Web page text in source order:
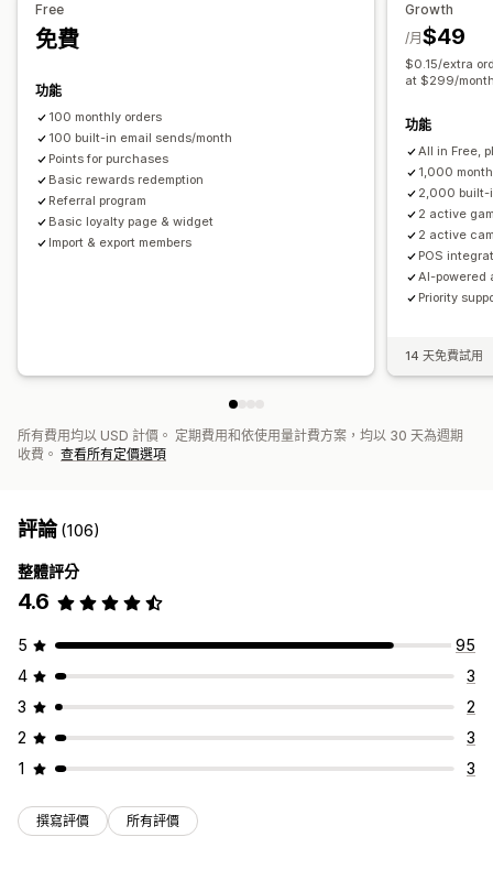
觸發條件與規則
Free
免費
功能
100 monthly orders
100 built-in email sends/month
Points for purchases
Basic rewards redemption
Referral program
Basic loyalty page & widget
Import & export members
Growth
$49
/月
$0.15/extra
at $299/
功能
All in Free,
1,000
2,000 built-
2 active
2 active
POS
AI-powered
Priority
14 天免費試用
所有費用均以 USD 計價。 定期費用和依使用量計費方案，均以 30 天為週期
收費。 查看所有定價選項
評論(106)
整體評分
4.6
5
95
4
3
3
2
2
3
1
3
撰寫評價 所有評價